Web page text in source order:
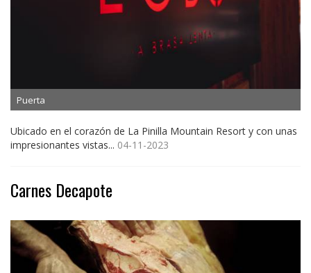
Puerta
Ubicado en el corazón de La Pinilla Mountain Resort y con unas
impresionantes vistas... 04-11-2023
Carnes Decapote